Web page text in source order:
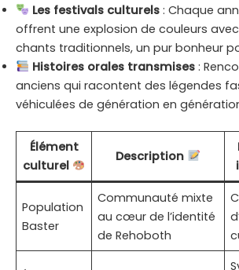
Les festivals culturels: Chaque
offrent une explosion de couleurs
chants traditionnels, un pur bonheur
Histoires orales transmises:
anciens qui racontent des légendes
véhiculées de génération en
Élément
culturel
Description
Population
Baster
Communauté mixte
au cœur de l’identité
de Rehoboth